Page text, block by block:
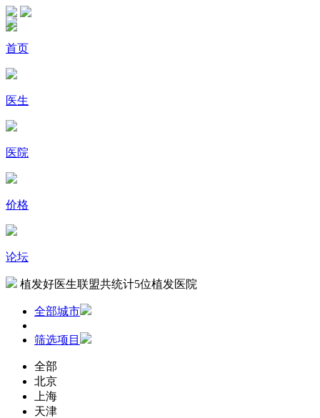
首页
医生
医院
价格
论坛
植发好医生联盟共统计5位植发医院
全部城市
筛选项目
全部
北京
上海
天津